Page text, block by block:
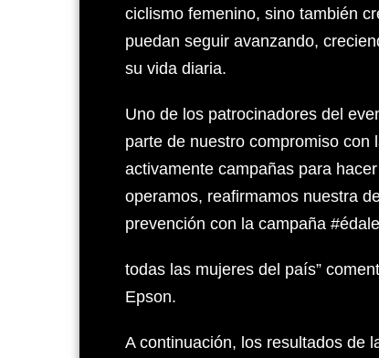
ciclismo femenino, sino también
puedan seguir avanzando,
su vida diaria.
Uno de los patrocinadores del
parte de nuestro compromiso
activamente campañas para
operamos, reafirmamos nuestra
prevención con la campaña
todas las mujeres del país”
Epson.
A continuación, los resultados de